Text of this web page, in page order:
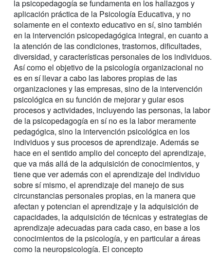
la psicopedagogía se fundamenta en los hallazgos y
aplicación práctica de la Psicología Educativa, y no
solamente en el contexto educativo en sí, sino también
en la intervención psicopedagógica integral, en cuanto a
la atención de las condiciones, trastornos, dificultades,
diversidad, y características personales de los individuos.
Así como el objetivo de la psicología organizacional no
es en sí llevar a cabo las labores propias de las
organizaciones y las empresas, sino de la intervención
psicológica en su función de mejorar y guiar esos
procesos y actividades, incluyendo las personas, la labor
de la psicopedagogía en sí no es la labor meramente
pedagógica, sino la intervención psicológica en los
individuos y sus procesos de aprendizaje. Además se
hace en el sentido amplio del concepto del aprendizaje,
que va más allá de la adquisición de conocimientos, y
tiene que ver además con el aprendizaje del individuo
sobre sí mismo, el aprendizaje del manejo de sus
circunstancias personales propias, en la manera que
afectan y potencian el aprendizaje y la adquisición de
capacidades, la adquisición de técnicas y estrategias de
aprendizaje adecuadas para cada caso, en base a los
conocimientos de la psicología, y en particular a áreas
como la neuropsicología. El concepto